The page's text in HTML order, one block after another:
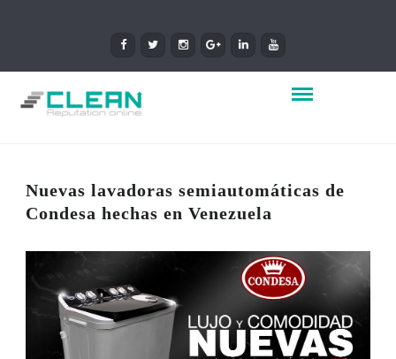
Nuevas lavadoras semiautomáticas de
Condesa hechas en Venezuela